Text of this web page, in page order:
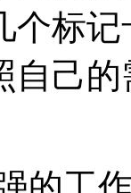
个标
自己